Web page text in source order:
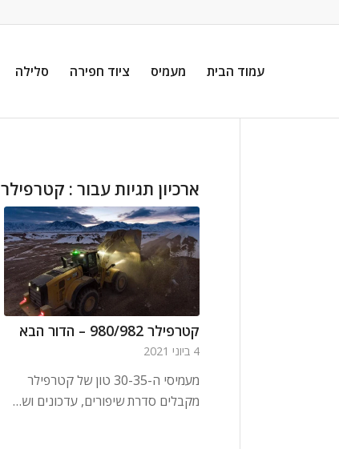
עמוד הבית מעמיס ציוד חפירה סלילה
ארכיון תגיות עבור : קטרפילר
קטרפילר 980/982 – הדור הבא
4 ביוני 2021
מעמיסי ה-30-35 טון של קטרפילר
מקבלים סדרת שיפורים, עדכונים וש…